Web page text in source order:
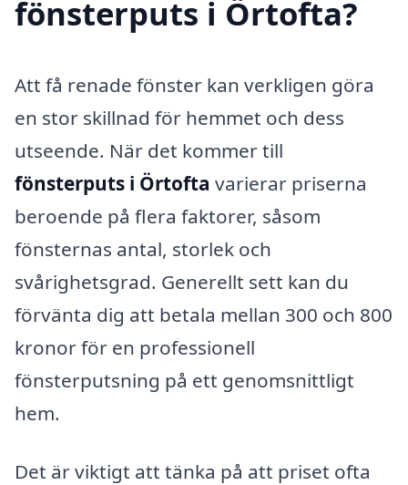
fönsterputs i Örtofta?
Att få renade fönster kan verkligen göra
en stor skillnad för hemmet och dess
utseende. När det kommer till
fönsterputs i Örtofta varierar priserna
beroende på flera faktorer, såsom
fönsternas antal, storlek och
svårighetsgrad. Generellt sett kan du
förvänta dig att betala mellan 300 och 800
kronor för en professionell
fönsterputsning på ett genomsnittligt
hem.
Det är viktigt att tänka på att priset ofta